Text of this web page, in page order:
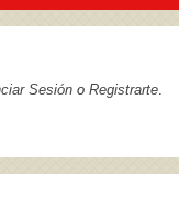
Sesión o Registrarte.